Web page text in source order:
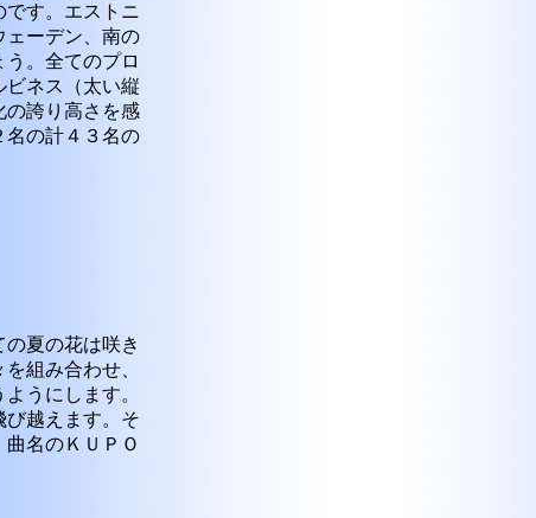
です。エストニ
ェーデン、南の
。全てのプロ
ビネス（太い縦
の誇り高さを感
の計４３名の
夏の花は咲き
組み合わせ、
うにします。
越えます。そ
名のＫＵＰＯ